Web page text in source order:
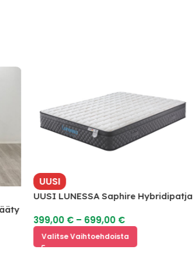
UUSI
UUSI LUNESSA Saphire Hybridipatja
399,00€– 699,00€
Valitse Vaihtoehdoista